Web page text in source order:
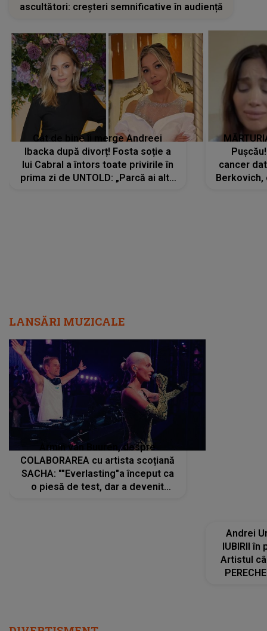
ascultători: creșteri semnificative în audiență
Cât de bine îi merge Andreei
Ibacka după divorț! Fosta soție a
lui Cabral a întors toate privirile în
prima zi de UNTOLD: „Parcă ai altă
cancer
Berkovich,
LANSĂRI MUZICALE
Armin van Buuren, despre
COLABORAREA cu artista scoțiană
SACHA: ""Everlasting"a început ca
o piesă de test, dar a devenit
Andrei
IUBIRII
Artistul